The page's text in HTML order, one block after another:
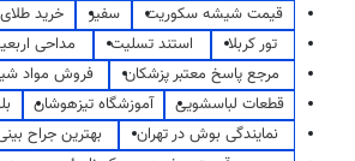
قیمت شیشه سکوریت سفیر خرید
تور کربلا
استند تسلیت مداحی
مرجع پاسخ معتبر پزشکان
فروش مواد
قطعات لباسشویی
آموزشگاه تیزهوشان
نمایندگی بوش در تهران
بهترین جراح